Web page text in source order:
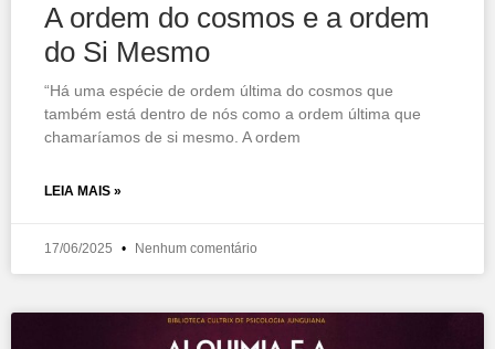
A ordem do cosmos e a ordem
do Si Mesmo
“Há uma espécie de ordem última do cosmos que
também está dentro de nós como a ordem última que
chamaríamos de si mesmo. A ordem
LEIA MAIS »
17/06/2025 Nenhum comentário